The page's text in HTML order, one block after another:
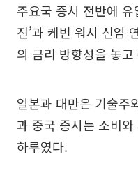
주요국 증시 전반에
진’과 케빈 워시 신임
의 금리 방향성을 놓
일본과 대만은 기술주
과 중국 증시는 소비
하루였다.